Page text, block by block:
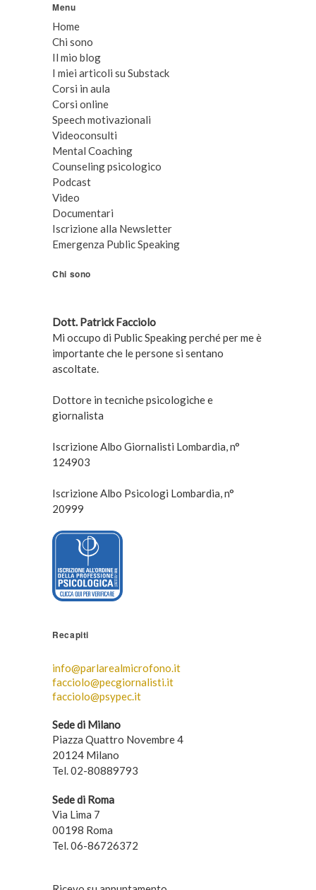
Menu
Home
Chi sono
Il mio blog
I miei articoli su Substack
Corsi in aula
Corsi online
Speech motivazionali
Videoconsulti
Mental Coaching
Counseling psicologico
Podcast
Video
Documentari
Iscrizione alla Newsletter
Emergenza Public Speaking
Chi sono
Dott. Patrick Facciolo
Mi occupo di Public Speaking perché per me è
importante che le persone si sentano
ascoltate.
Dottore in tecniche psicologiche e
giornalista
Iscrizione Albo Giornalisti Lombardia, n°
124903
Iscrizione Albo Psicologi Lombardia, n°
20999
Recapiti
info@parlarealmicrofono.it
facciolo@pecgiornalisti.it
facciolo@psypec.it
Sede di Milano
Piazza Quattro Novembre 4
20124 Milano
Tel. 02-80889793
Sede di Roma
Via Lima 7
00198 Roma
Tel. 06-86726372